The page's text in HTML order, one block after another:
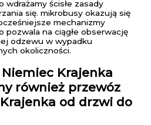
wdrażamy ścisłe zasady
się. mikrobusy okazują się
mechanizmy
pozwala na ciągłe obserwację
odzewu w wypadku
okoliczności.
Krajenka
również przewóz
od drzwi do